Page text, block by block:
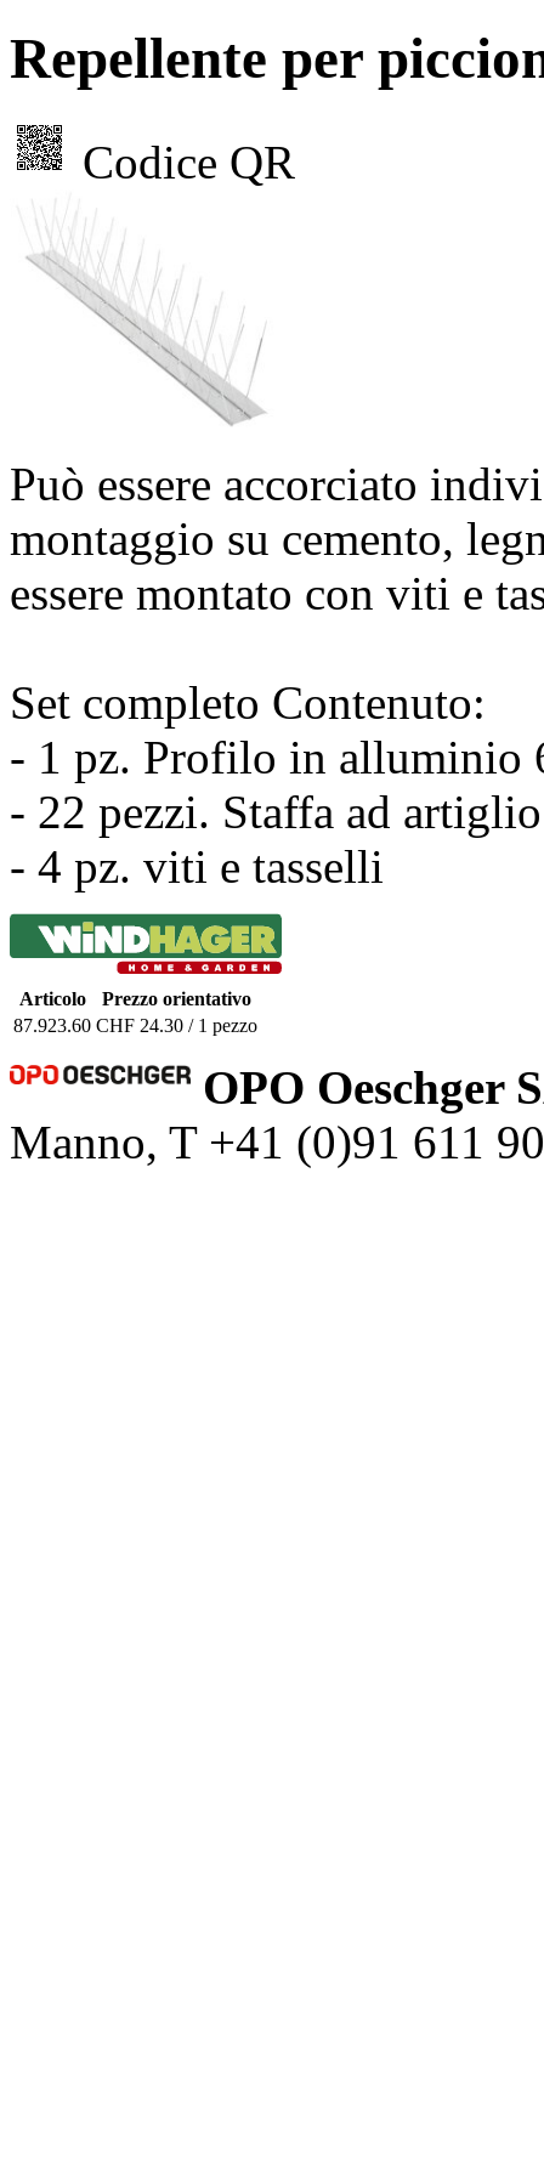
Repellente per
Codice QR
Può essere accorciato
montaggio su cemento,
essere montato con viti e
Set completo Contenuto:
- 1 pz. Profilo in alluminio
- 22 pezzi. Staffa ad
- 4 pz. viti e tasselli
Articolo
Prezzo orientativo
87.923.60 CHF 24.30 / 1 pezzo
OPO Oeschger
Manno, T +41 (0)91 611